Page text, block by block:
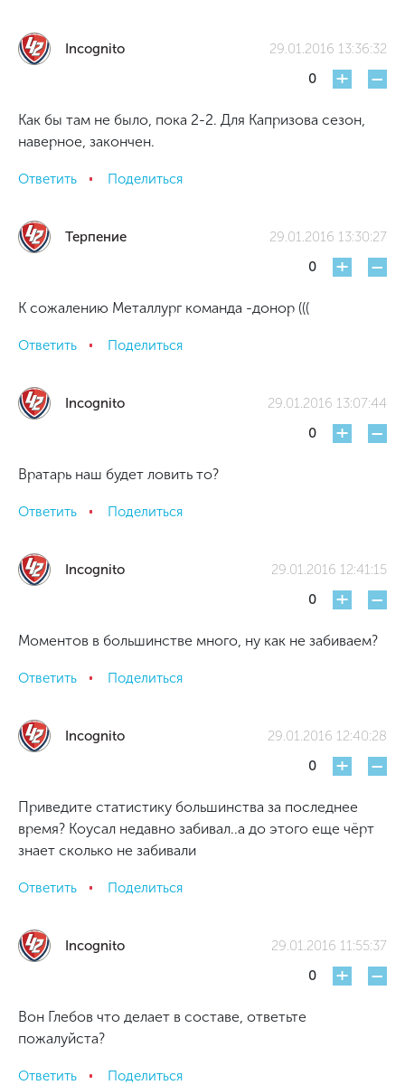
Incognito
29.01.2016 13:36:32
0
+ -
Как бы там не было, пока 2-2. Для Капризова сезон,
наверное, закончен.
Ответить Поделиться
Терпение
29.01.2016 13:30:27
0
+ -
К сожалению Металлург команда -донор (((
Ответить Поделиться
Incognito
29.01.2016 13:07:44
0
+ -
Вратарь наш будет ловить то?
Ответить Поделиться
Incognito
29.01.2016 12:41:15
0
+ -
Моментов в большинстве много, ну как не забиваем?
Ответить Поделиться
Incognito
29.01.2016 12:40:28
0
+ -
Приведите статистику большинства за последнее
время? Коусал недавно забивал..а до этого еще чёрт
знает сколько не забивали
Ответить Поделиться
Incognito
29.01.2016 11:55:37
0
+ -
Вон Глебов что делает в составе, ответьте
пожалуйста?
Ответить Поделиться